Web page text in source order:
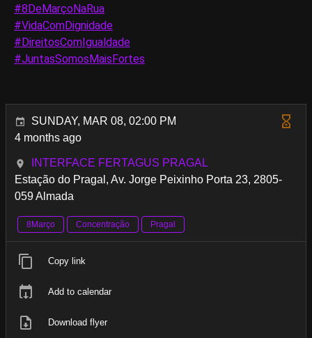
#8DeMarçoNaRua
#VidaComDignidade
#DireitosComIgualdade
#JuntasSomosMaisFortes
SUNDAY, MAR 08, 02:00 PM
4 months ago
INTERFACE FERTAGUS PRAGAL
Estação do Pragal, Av. Jorge Peixinho Porta 23, 2805-
059 Almada
8Março Concentração Pragal
Copy link
Add to calendar
Download flyer